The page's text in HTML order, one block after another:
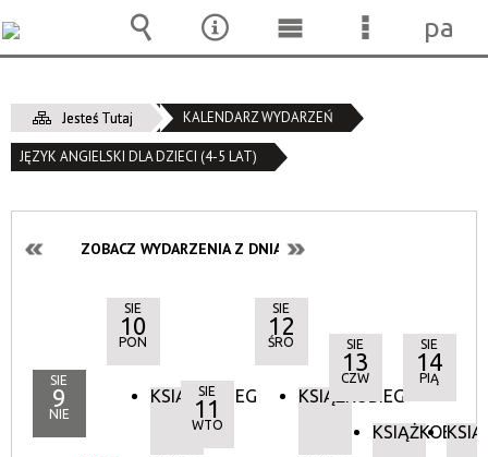
Jesteś Tutaj KALENDARZ WYDARZEŃ
JĘZYK ANGIELSKI DLA DZIECI (4-5 LAT)
ZOBACZ WYDARZENIA Z DNIA:
SIE
9
NIE
SIE
10
PON
KSIĄŻKOBIEG
SIE
11
WTO
SIE
12
ŚRO
KSIĄŻKOBIEG
SIE
13
CZW
KSIĄŻKOBIEG
SIE
14
PIĄ
Wyszukiwarka
Narzędzia
MenuMenu